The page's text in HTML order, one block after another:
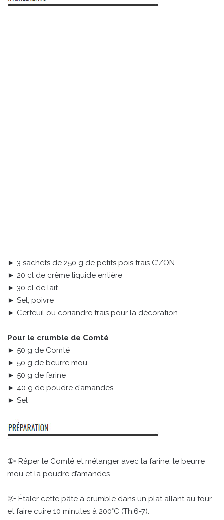
► 3 sachets de 250 g de petits pois frais C’ZON
► 20 cl de crème liquide entière
► 30 cl de lait
► Sel, poivre
► Cerfeuil ou coriandre frais pour la décoration
Pour le crumble de Comté
► 50 g de Comté
► 50 g de beurre mou
► 50 g de farine
► 40 g de poudre d’amandes
► Sel
①• Râper le Comté et mélanger avec la farine, le beurre
mou et la poudre d’amandes.
②• Étaler cette pâte à crumble dans un plat allant au four
et faire cuire 10 minutes à 200°C (Th.6-7).